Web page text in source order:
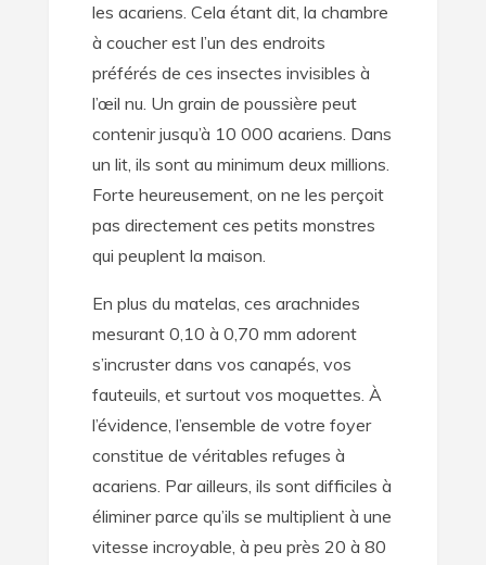
les acariens. Cela étant dit, la chambre
à coucher est l’un des endroits
préférés de ces insectes invisibles à
l’œil nu. Un grain de poussière peut
contenir jusqu’à 10 000 acariens. Dans
un lit, ils sont au minimum deux millions.
Forte heureusement, on ne les perçoit
pas directement ces petits monstres
qui peuplent la maison.
En plus du matelas, ces arachnides
mesurant 0,10 à 0,70 mm adorent
s’incruster dans vos canapés, vos
fauteuils, et surtout vos moquettes. À
l’évidence, l’ensemble de votre foyer
constitue de véritables refuges à
acariens. Par ailleurs, ils sont difficiles à
éliminer parce qu’ils se multiplient à une
vitesse incroyable, à peu près 20 à 80